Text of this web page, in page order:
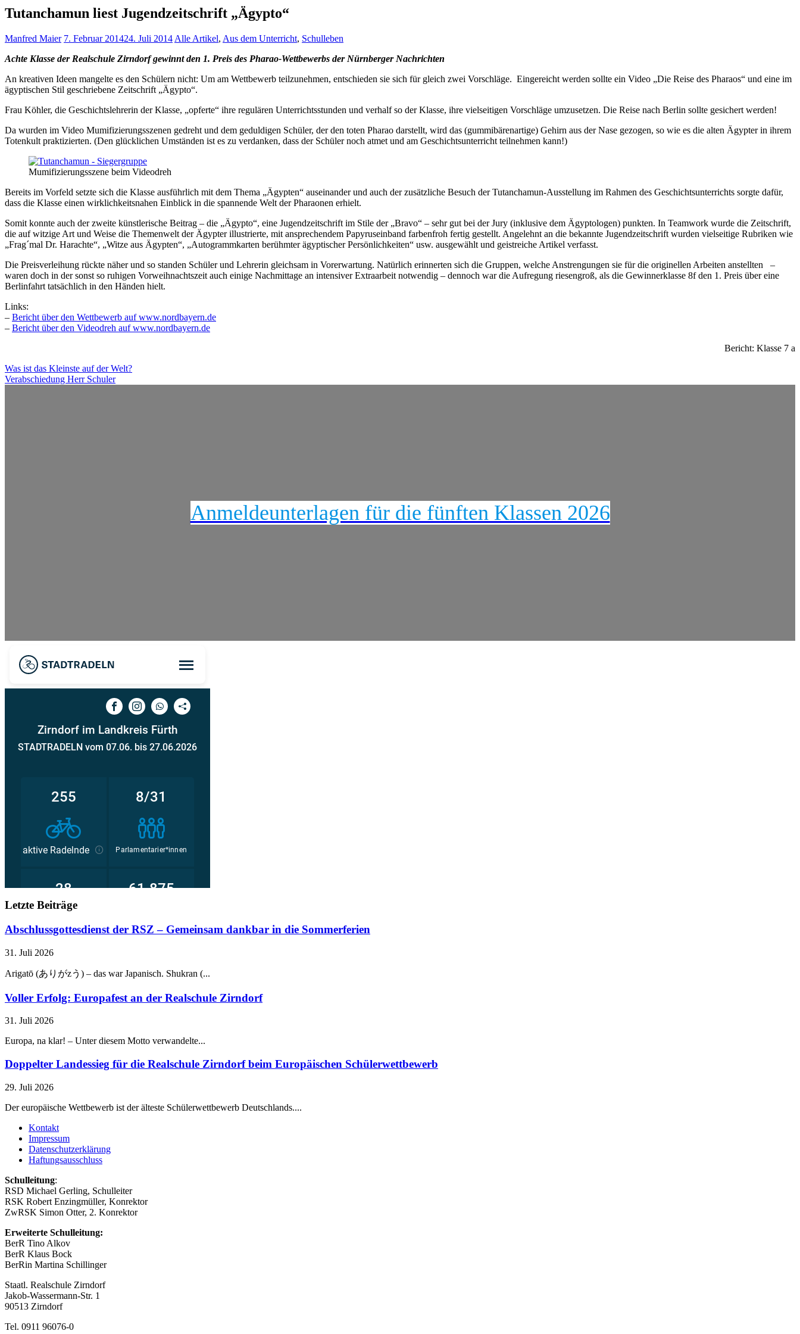
Tutanchamun liest Jugendzeitschrift „Ägypto“
Manfred Maier 7. Februar 201424. Juli 2014 Alle Artikel, Aus dem Unterricht, Schulleben
Achte Klasse der Realschule Zirndorf gewinnt den 1. Preis des Pharao-Wettbewerbs der Nürnberger Nachrichten
An kreativen Ideen mangelte es den Schülern nicht: Um am Wettbewerb teilzunehmen, entschieden sie sich für gleich zwei Vorschläge. Eingereicht werden sollte ein Video „Die Reise des Pharaos“ und eine im
ägyptischen Stil geschriebene Zeitschrift „Ägypto“.
Frau Köhler, die Geschichtslehrerin der Klasse, „opferte“ ihre regulären Unterrichtsstunden und verhalf so der Klasse, ihre vielseitigen Vorschläge umzusetzen. Die Reise nach Berlin sollte gesichert werden!
Da wurden im Video Mumifizierungsszenen gedreht und dem geduldigen Schüler, der den toten Pharao darstellt, wird das (gummibärenartige) Gehirn aus der Nase gezogen, so wie es die alten Ägypter in ihrem
Totenkult praktizierten. (Den glücklichen Umständen ist es zu verdanken, dass der Schüler noch atmet und am Geschichtsunterricht teilnehmen kann!)
Mumifizierungsszene beim Videodreh
Bereits im Vorfeld setzte sich die Klasse ausführlich mit dem Thema „Ägypten“ auseinander und auch der zusätzliche Besuch der Tutanchamun-Ausstellung im Rahmen des Geschichtsunterrichts sorgte dafür,
dass die Klasse einen wirklichkeitsnahen Einblick in die spannende Welt der Pharaonen erhielt.
Somit konnte auch der zweite künstlerische Beitrag – die „Ägypto“, eine Jugendzeitschrift im Stile der „Bravo“ – sehr gut bei der Jury (inklusive dem Ägyptologen) punkten. In Teamwork wurde die Zeitschrift,
die auf witzige Art und Weise die Themenwelt der Ägypter illustrierte, mit ansprechendem Papyruseinband farbenfroh fertig gestellt. Angelehnt an die bekannte Jugendzeitschrift wurden vielseitige Rubriken wie
„Frag´mal Dr. Harachte“, „Witze aus Ägypten“, „Autogrammkarten berühmter ägyptischer Persönlichkeiten“ usw. ausgewählt und geistreiche Artikel verfasst.
Die Preisverleihung rückte näher und so standen Schüler und Lehrerin gleichsam in Vorerwartung. Natürlich erinnerten sich die Gruppen, welche Anstrengungen sie für die originellen Arbeiten anstellten –
waren doch in der sonst so ruhigen Vorweihnachtszeit auch einige Nachmittage an intensiver Extraarbeit notwendig – dennoch war die Aufregung riesengroß, als die Gewinnerklasse 8f den 1. Preis über eine
Berlinfahrt tatsächlich in den Händen hielt.
Links:
– Bericht über den Wettbewerb auf www.nordbayern.de
– Bericht über den Videodreh auf www.nordbayern.de
Bericht: Klasse 7 a
Beitragsnavigation
Was ist das Kleinste auf der Welt?
Verabschiedung Herr Schuler
Anmeldeunterlagen für die fünften Klassen 2026
Letzte Beiträge
Abschlussgottesdienst der RSZ – Gemeinsam dankbar in die Sommerferien
31. Juli 2026
Arigatō (ありがzう) – das war Japanisch. Shukran (...
Voller Erfolg: Europafest an der Realschule Zirndorf
31. Juli 2026
Europa, na klar! – Unter diesem Motto verwandelte...
Doppelter Landessieg für die Realschule Zirndorf beim Europäischen Schülerwettbewerb
29. Juli 2026
Der europäische Wettbewerb ist der älteste Schülerwettbewerb Deutschlands....
Kontakt
Impressum
Datenschutzerklärung
Haftungsausschluss
Schulleitung:
RSD Michael Gerling, Schulleiter
RSK Robert Enzingmüller, Konrektor
ZwRSK Simon Otter, 2. Konrektor
Erweiterte Schulleitung:
BerR Tino Alkov
BerR Klaus Bock
BerRin Martina Schillinger
Staatl. Realschule Zirndorf
Jakob-Wassermann-Str. 1
90513 Zirndorf
Tel. 0911 96076-0